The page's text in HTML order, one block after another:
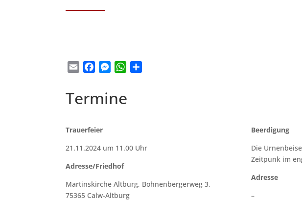
Email FacebookMessengerWhatsApp
Termine
Trauerfeier
21.11.2024 um 11.00 Uhr
Adresse/Friedhof
Martinskirche Altburg, Bohnenbergerweg 3,
75365 Calw-Altburg
Beerdigung
Die
Zeitpunk im
Adresse
–